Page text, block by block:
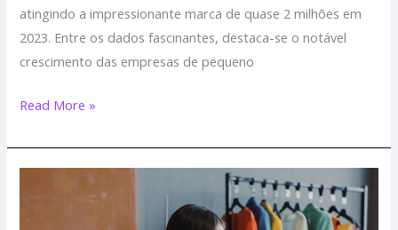
atingindo a impressionante marca de quase 2 milhões em
2023. Entre os dados fascinantes, destaca-se o notável
crescimento das empresas de pequeno
Read More »